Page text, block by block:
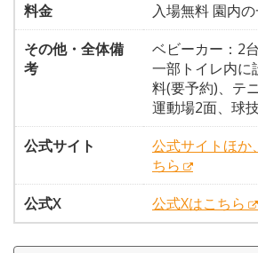
料金
入場無料 園内
その他・全体備
考
ベビーカー：2
一部トイレ内に
料(要予約)、テ
運動場2面、球
公式サイト
公式サイトほか
ちら
公式X
公式Xはこちら